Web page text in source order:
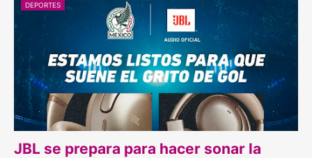
DEPORTES
JBL se prepara para hacer sonar la